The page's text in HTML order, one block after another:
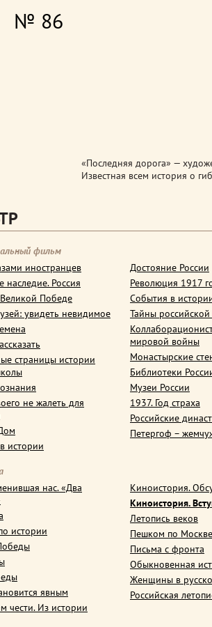
№ 86
«Последняя дорога» —
Известная всем история о
фильм
иностранцев
наследие. Россия
Победе
увидеть невидимое
страницы истории
не жалеть для
истории
Достояние России
Революция 1917
События в
Тайны
мировой войны
Монастырские
Библиотеки
Музеи России
1937. Год страха
Российские
Петергоф –
нас. «Два
истории
явным
чести. Из истории
Киноистория.
Киноистория.
Летопись веков
Пешком по Москве
Письма с фронта
Обыкновенная
Женщины в
Российская